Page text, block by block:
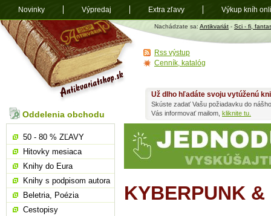
Antikvariát
shop.sk
Nachádzate sa: Antikvariát - Sci - fi,
KYBERPUNK &
Už dlho hľadáte svoju vytúženú
Skúste zadať Vašu požiadavku do
Vás informovať mailom, kliknite tu.
Oddelenia obchodu
50 - 80 % ZĽAVY
Hitovky mesiaca
Knihy do Eura
Knihy s podpisom autora
Beletria, Poézia
Cestopisy
Rss výstup
Cenník, katalóg
Novinky Výpredaj Extra zľavy Výkup kníh